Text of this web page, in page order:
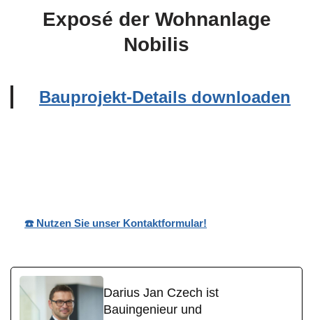
Exposé der Wohnanlage
Nobilis
Bauprojekt-Details downloaden
☎️ Nutzen Sie unser Kontaktformular!
Darius Jan Czech ist
Bauingenieur und